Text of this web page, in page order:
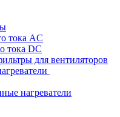
тока AC
тока DC
для вентиляторов
нагреватели